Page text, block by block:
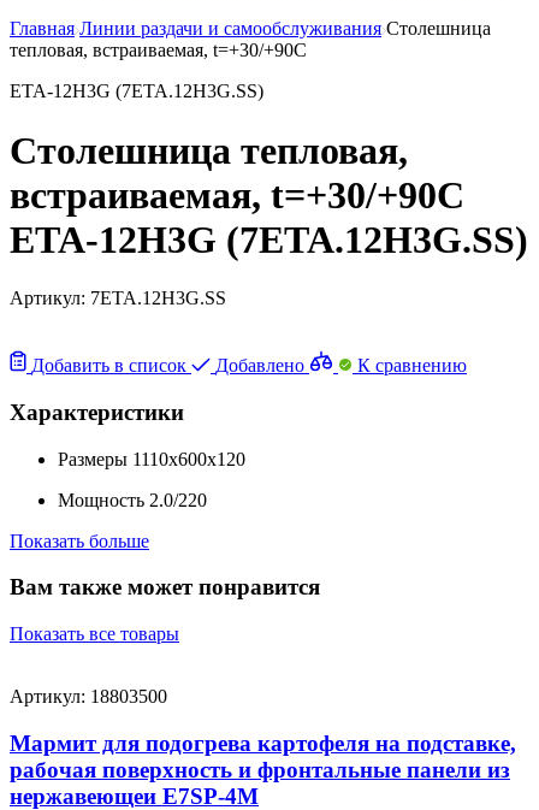
Главная Линии раздачи и самообслуживания Столешница
тепловая, встраиваемая, t=+30/+90C
ETA-12H3G (7ETA.12H3G.SS)
Столешница тепловая,
встраиваемая, t=+30/+90C
ETA-12H3G (7ETA.12H3G.SS)
Артикул: 7ETA.12H3G.SS
Добавить в список Добавлено К сравнению
Характеристики
Размеры 1110x600x120
Мощность 2.0/220
Показать больше
Вам также может понравится
Показать все товары
Артикул: 18803500
Мармит для подогрева картофеля на подставке,
рабочая поверхность и фронтальные панели из
нержавеющеи E7SP-4M